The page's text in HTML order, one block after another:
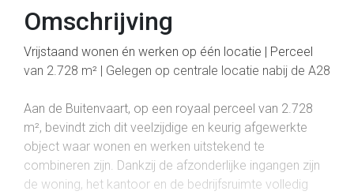
Omschrijving
Vrijstaand wonen én werken op één locatie | Perceel
van 2.728 m² | Gelegen op centrale locatie nabij de A28
Aan de Buitenvaart, op een royaal perceel van 2.728
m², bevindt zich dit veelzijdige en keurig afgewerkte
object waar wonen en werken uitstekend te
combineren zijn. Dankzij de afzonderlijke ingangen zijn
de woning, het kantoor en de bedrijfsruimte volledig